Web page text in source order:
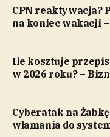
CPN reaktywacja?
na koniec wakacji
Ile kosztuje
w 2026 roku? –
Cyberatak na
włamania do